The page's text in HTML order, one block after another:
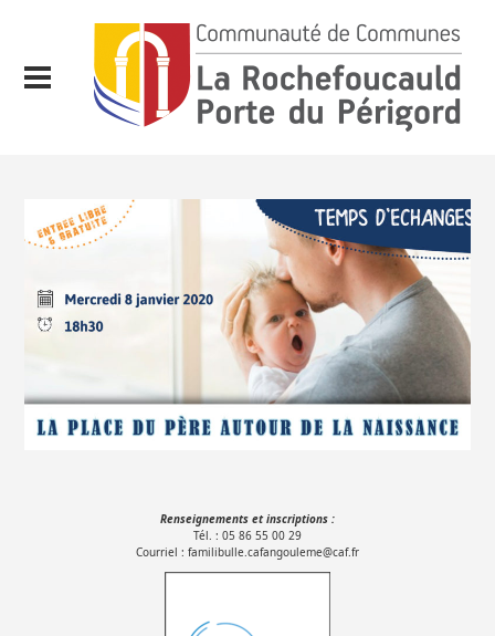
Renseignements et inscriptions :
Tél. : 05 86 55 00 29
Courriel : familibulle.cafangouleme@caf.fr